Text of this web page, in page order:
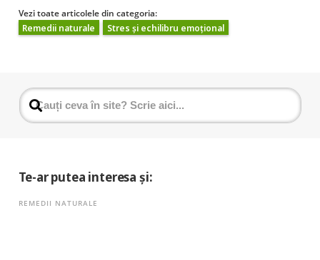
Vezi toate articolele din categoria:
Remedii naturale
Stres și echilibru emoțional
Te-ar putea interesa și:
REMEDII NATURALE